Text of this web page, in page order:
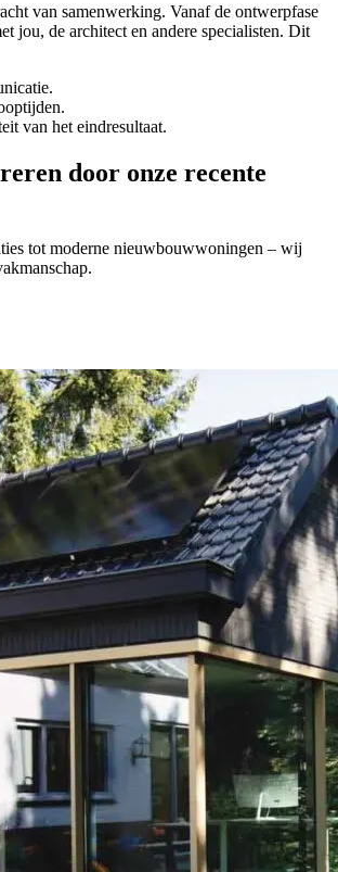
van samenwerking. Vanaf de ontwerpfase
jou, de architect en andere specialisten. Dit
van het eindresultaat.
door onze recente
tot moderne nieuwbouwwoningen – wij